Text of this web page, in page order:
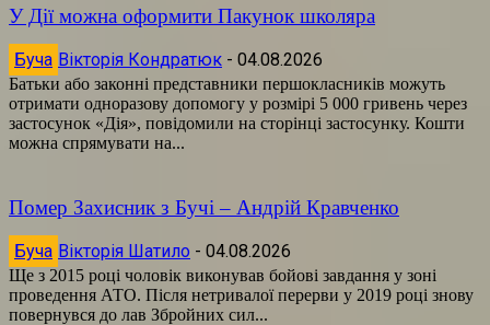
У Дії можна оформити Пакунок школяра
Буча Вікторія Кондратюк - 04.08.2026
Батьки або законні представники першокласників можуть
отримати одноразову допомогу у розмірі 5 000 гривень через
застосунок «Дія», повідомили на сторінці застосунку. Кошти
можна спрямувати на...
Помер Захисник з Бучі – Андрій Кравченко
Буча Вікторія Шатило - 04.08.2026
Ще з 2015 році чоловік виконував бойові завдання у зоні
проведення АТО. Після нетривалої перерви у 2019 році знову
повернувся до лав Збройних сил...